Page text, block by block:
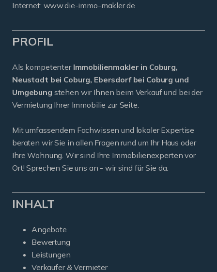
Internet: www.die-immo-makler.de
PROFIL
Als kompetenter Immobilienmakler in Coburg,
Neustadt bei Coburg, Ebersdorf bei Coburg und
Umgebung stehen wir Ihnen beim Verkauf und bei der
Vermietung Ihrer Immobilie zur Seite.
Mit umfassendem Fachwissen und lokaler Expertise
beraten wir Sie in allen Fragen rund um Ihr Haus oder
Ihre Wohnung. Wir sind Ihre Immobilienexperten vor
Ort! Sprechen Sie uns an - wir sind für Sie da.
INHALT
Angebote
Bewertung
Leistungen
Verkäufer & Vermieter